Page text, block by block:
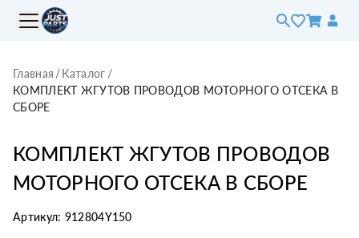
Главная /Каталог /
КОМПЛЕКТ ЖГУТОВ ПРОВОДОВ МОТОРНОГО ОТСЕКА В
СБОРЕ
КОМПЛЕКТ ЖГУТОВ ПРОВОДОВ
МОТОРНОГО ОТСЕКА В СБОРЕ
Артикул: 912804Y150